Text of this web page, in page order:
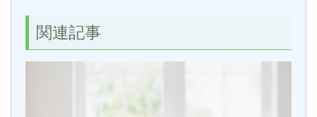
関連記事